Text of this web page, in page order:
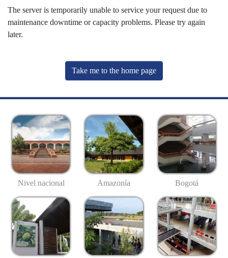
The server is temporarily unable to service your request due to
maintenance downtime or capacity problems. Please try again
later.
Take me to the home page
Nivel nacional Amazonía Bogotá